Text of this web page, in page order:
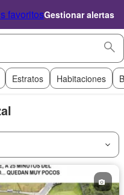
favoritosGestionar alertas
Estratos Habitaciones